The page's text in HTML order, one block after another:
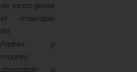
de tanta gente
el miserable
fin.
Padres y
madres
abrazaban a